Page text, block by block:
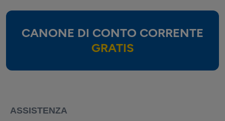
CANONE DI CONTO CORRENTE
GRATIS
ASSISTENZA